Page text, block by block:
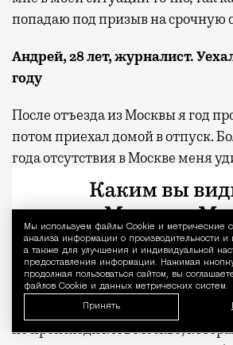
попадаю под призыв на срочную
Андрей, 28 лет, журналист.
году
После отъезда из Москвы я год
потом приехал домой в отпуск.
года отсутствия в Москве меня
количество людей в военной
билборды с рекламой
при всеобщем абсолютном
тотальном пофигизме. Люди
делам, никто не обращал на эти
Тбилиси почему-то ни на минуту
что происходит, хотя по сути там
не происходит. А в Москве,
Мы используем файлы Сookie и метрические
анализа информации о производительности и
а также для улучшения и индивидуальной
предоставления информации. Нажимая
продолжая пользоваться сайтом, вы
файлов Cookie и данных метрических систем.
Принять